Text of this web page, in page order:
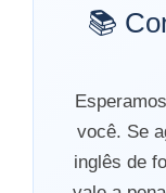
📚
você. Se
inglês de